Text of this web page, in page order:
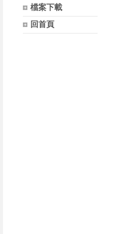
檔案下載
回首頁